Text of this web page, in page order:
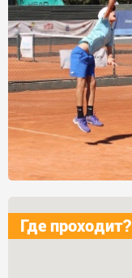
Где проходит?